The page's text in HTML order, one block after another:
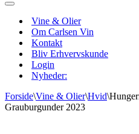
Navigation
Vine & Olier
Om Carlsen Vin
Kontakt
Bliv Erhvervskunde
Login
Nyheder:
Forside\Vine & Olier\Hvid\
Grauburgunder 2023